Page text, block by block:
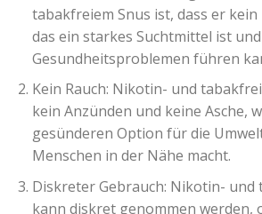
tabakfreiem Snus ist, dass er
das ein starkes Suchtmittel ist
Gesundheitsproblemen führen
Kein Rauch: Nikotin- und
kein Anzünden und keine Asche,
gesünderen Option für die
Menschen in der Nähe macht.
Diskreter Gebrauch: Nikotin- und
kann diskret genommen werden,